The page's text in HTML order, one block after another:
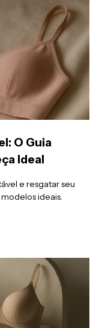
O Guia
Ideal
e resgatar seu
ideais.